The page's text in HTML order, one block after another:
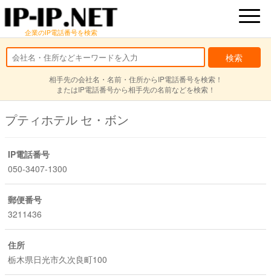
企業のIP電話番号を検索
相手先の会社名・名前・住所からIP電話番号を検索！
またはIP電話番号から相手先の名前などを検索！
プティホテル セ・ボン
IP電話番号
050-3407-1300
郵便番号
3211436
住所
栃木県日光市久次良町100